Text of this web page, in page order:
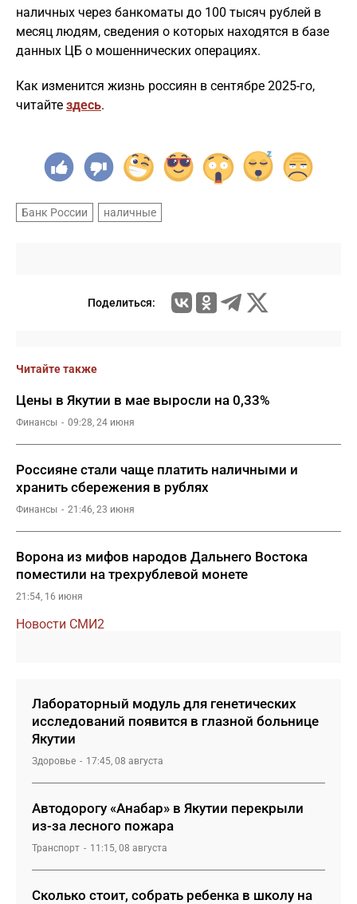
наличных через банкоматы до 100 тысяч рублей в
месяц людям, сведения о которых находятся в базе
данных ЦБ о мошеннических операциях.
Как изменится жизнь россиян в сентябре 2025-го,
читайте здесь.
Банк России наличные
Поделиться:
Читайте также
Цены в Якутии в мае выросли на 0,33%
Финансы 09:28, 24 июня
Россияне стали чаще платить наличными и
хранить сбережения в рублях
Финансы 21:46, 23 июня
Ворона из мифов народов Дальнего Востока
поместили на трехрублевой монете
21:54, 16 июня
Новости СМИ2
Лабораторный модуль для генетических
исследований появится в глазной больнице
Якутии
Здоровье 17:45, 08 августа
Автодорогу «Анабар» в Якутии перекрыли
из-за лесного пожара
Транспорт 11:15, 08 августа
Сколько стоит, собрать ребенка в школу на